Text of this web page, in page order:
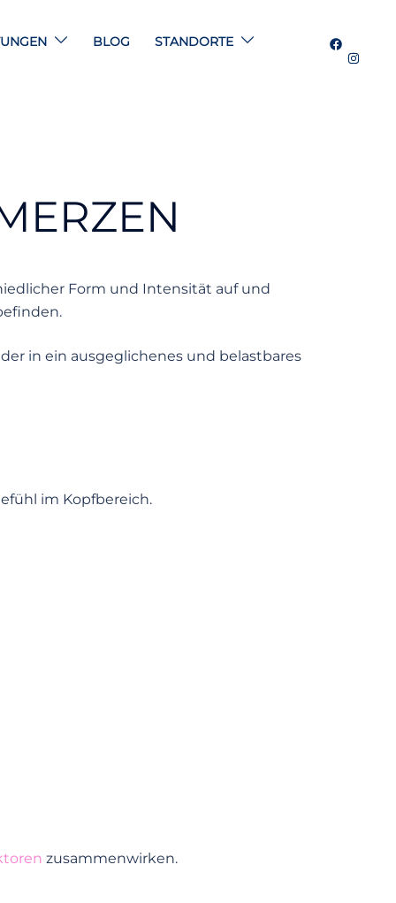
BLOG
STANDORTE
Form und Intensität auf und
in ein ausgeglichenes und belastbares
im Kopfbereich.
zusammenwirken.